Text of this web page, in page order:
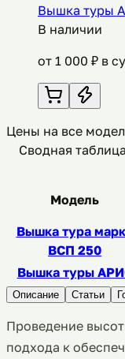
Вышка туры
В наличии
от 1 000 ₽ в
Цены на все
Сводная
Модель
Вышка тура
ВСП 250
Вышка туры
Описание Статьи
Проведение
подхода к